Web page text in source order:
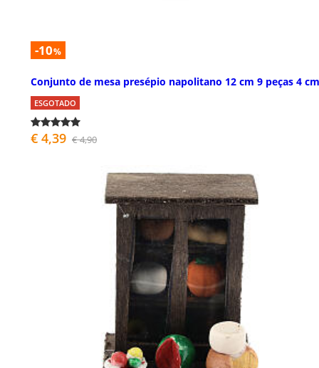
-10%
Conjunto de mesa presépio napolitano 12 cm 9 peças 4 cm
ESGOTADO
€ 4,39 € 4,90